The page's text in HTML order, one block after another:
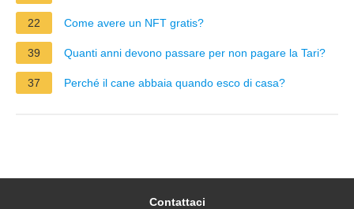
22 Come avere un NFT gratis?
39 Quanti anni devono passare per non pagare la Tari?
37 Perché il cane abbaia quando esco di casa?
Contattaci